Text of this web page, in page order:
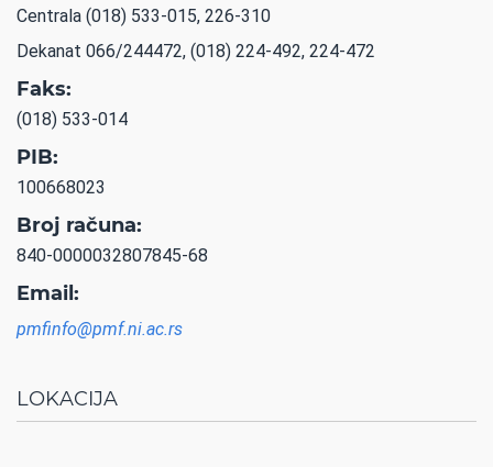
Centrala (018) 533-015, 226-310
Dekanat 066/244472, (018) 224-492, 224-472
Faks:
(018) 533-014
PIB:
100668023
Broj računa:
840-0000032807845-68
Email:
pmfinfo@pmf.ni.ac.rs
LOKACIJA